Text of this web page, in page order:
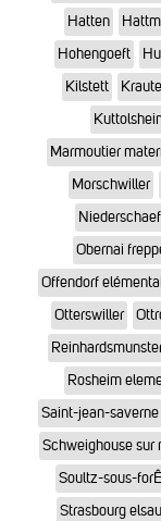
Hatten
Hohengoeft
Kilstett
Marmoutier
Morschwiller
Obernai
Offendorf
Otterswiller
Rosheim
Saint-jean-saverne
Schweighouse sur
Soultz-sous-
Strasbourg elsau